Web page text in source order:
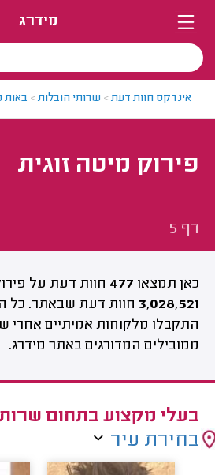
מידרג
אינדקס חוות דעת> שרותי הובלות> באות
פירוק מיטה זוגית
דף 5
כאן תמצאו 477 חוות דעת על
3,028,521 חוות דעת שבאתר. כל
התקבלו מלקוחות אמיתיים אחרי
ממובילים המדורגים באתר מידרג.
בעלי מקצוע בתחום
בחירת עיר